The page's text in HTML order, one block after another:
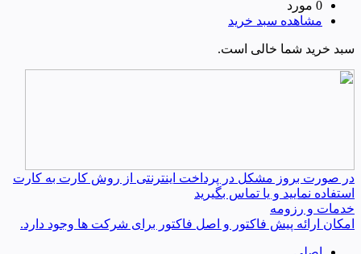
0 مورد
مشاهده سبد خرید
سبد خرید شما خالی است.
در صورت بروز مشکل در پرداخت اینترنتی از روش کارت به کارت
استفاده نمایید و یا تماس بگیرید
خدمات و رزومه
امکان ارائه پیش فاکتور و اصل فاکتور برای شرکت ها وجود دارد.